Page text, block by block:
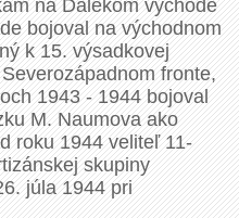
na Ďalekom východe
bojoval na východnom
k 15. výsadkovej
fronte,
1943 - 1944 bojoval
M. Naumova ako
roku 1944 veliteľ 11-
skupiny
júla 1944 pri